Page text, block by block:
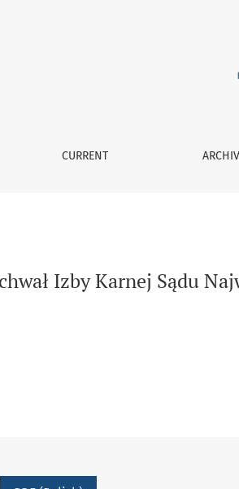
Sądu Najwższego w zakresie
CURRENT
language is:
Izby Karnej Sądu